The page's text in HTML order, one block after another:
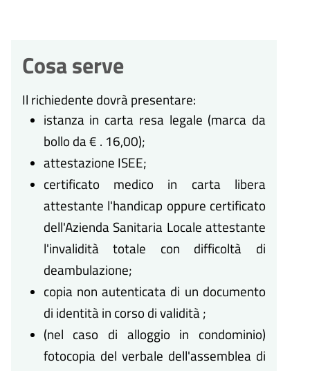
Cosa serve
Il richiedente dovrà presentare:
istanza in carta resa legale (marca da
bollo da € . 16,00);
attestazione ISEE;
certificato medico in carta libera
attestante l'handicap oppure certificato
dell'Azienda Sanitaria Locale attestante
l'invalidità totale con difficoltà di
deambulazione;
copia non autenticata di un documento
di identità in corso di validità ;
(nel caso di alloggio in condominio)
fotocopia del verbale dell'assemblea di